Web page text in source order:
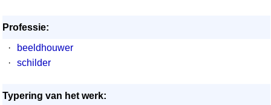
Professie:
·
beeldhouwer
·
schilder
Typering van het werk: